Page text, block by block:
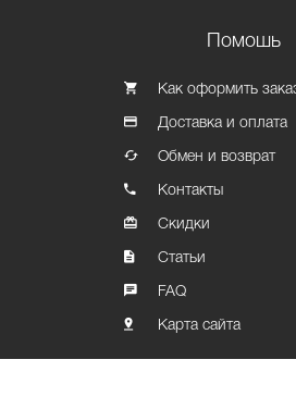
Помошь
Как оформить
Доставка и оплата
Обмен и возврат
Контакты
Скидки
Статьи
FAQ
Карта сайта